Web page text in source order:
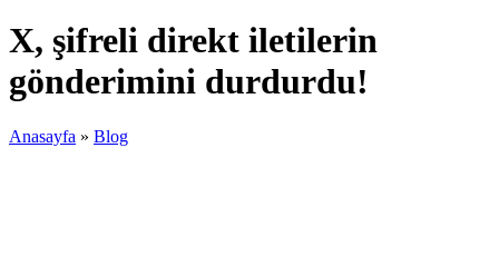
X, şifreli direkt iletilerin
gönderimini durdurdu!
Anasayfa » Blog